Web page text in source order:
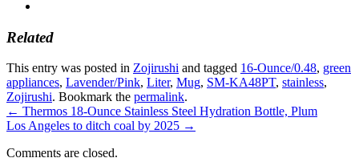
Related
This entry was posted in Zojirushi and tagged 16-Ounce/0.48, green
appliances, Lavender/Pink, Liter, Mug, SM-KA48PT, stainless,
Zojirushi. Bookmark the permalink.
← Thermos 18-Ounce Stainless Steel Hydration Bottle, Plum
Los Angeles to ditch coal by 2025 →
Comments are closed.